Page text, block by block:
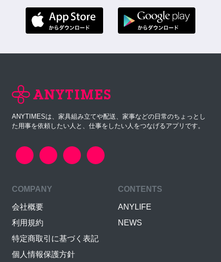
ANYTIMESは、家具組み立てや配送、家事などの日常のちょっとし
た用事を依頼したい人と、仕事をしたい人をつなげるアプリです。
COMPANY
会社概要
利用規約
特定商取引に基づく表記
個人情報保護方針
CONTENTS
ANYLIFE
NEWS